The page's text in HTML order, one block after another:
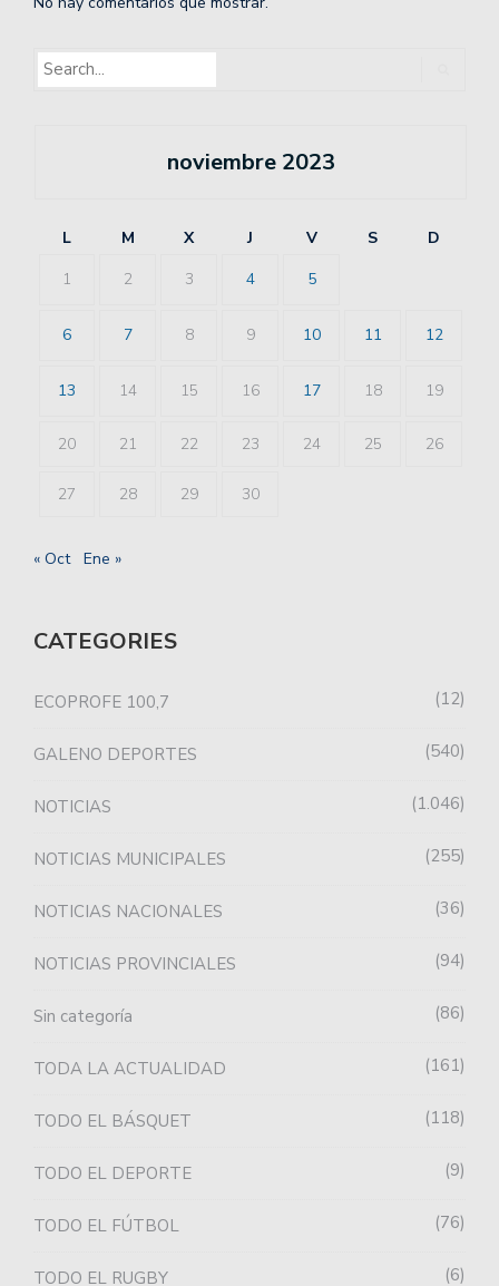
noviembre 2023
L M X J V S
D
1
2 3 4 5
6 7 8 9 10 11 12
13 14 15 16 17 18 19
20 21 22 23 24 25 26
27 28 29 30
« Oct Ene »
CATEGORIES
ECOPROFE 100,7 12
GALENO DEPORTES 540
NOTICIAS 1.046
NOTICIAS MUNICIPALES 255
NOTICIAS NACIONALES 36
NOTICIAS PROVINCIALES 94
Sin categoría 86
TODA LA ACTUALIDAD 161
TODO EL BÁSQUET 118
TODO EL DEPORTE 9
TODO EL FÚTBOL 76
TODO EL RUGBY 6